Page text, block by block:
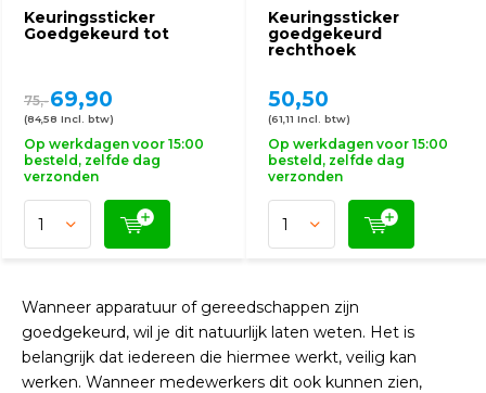
Keuringssticker
Goedgekeurd tot
75,-69,90
(84,58 Incl. btw)
Op werkdagen voor 15:00
besteld, zelfde dag
verzonden
Keuringssticker
goedgekeurd
rechthoek
50,50
(61,11 Incl. btw)
Op werkdagen voor 15:00
besteld, zelfde dag
verzonden
Wanneer apparatuur of gereedschappen zijn
goedgekeurd, wil je dit natuurlijk laten weten. Het is
belangrijk dat iedereen die hiermee werkt, veilig kan
werken. Wanneer medewerkers dit ook kunnen zien,